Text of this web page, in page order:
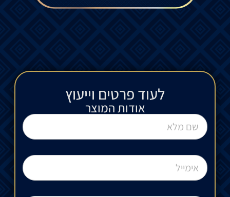
לעוד פרטים וייעוץ​
אודות המוצר